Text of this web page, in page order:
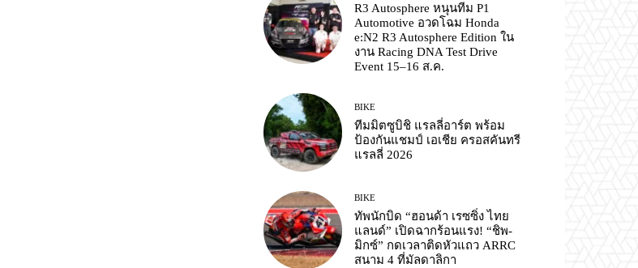
R3 Autosphere หนุนทีม P1
Automotive อวดโฉม Honda
e:N2 R3 Autosphere Edition ใน
งาน Racing DNA Test Drive
Event 15–16 ส.ค.
BIKE
ทีมมิตซูบิชิ แรลลี่อาร์ต พร้อม
ป้องกันแชมป์ เอเชีย ครอสคันทรี
แรลลี่ 2026
BIKE
ทัพนักบิด “ฮอนด้า เรซซิ่ง ไทย
แลนด์” เปิดฉากร้อนแรง! “ชิพ-
มิกซ์” กดเวลาติดหัวแถว ARRC
สนาม 4 ที่มัลดาลิกา